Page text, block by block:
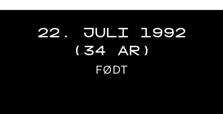
22. JULI 1992
(34 ÅR)
FØDT